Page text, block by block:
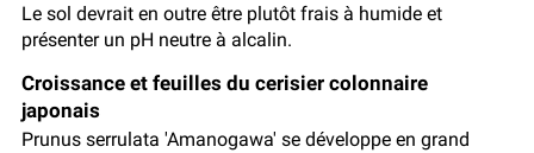
Le sol devrait en outre être plutôt frais à humide et
présenter un pH neutre à alcalin.
Croissance et feuilles du cerisier colonnaire
japonais
Prunus serrulata 'Amanogawa' se développe en grand